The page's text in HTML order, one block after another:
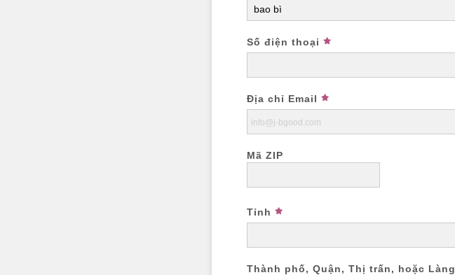
Số điện thoại
Địa chỉ Email
Mã ZIP
Tỉnh
Thành phố, Quận, Thị trấn, hoặc Làng